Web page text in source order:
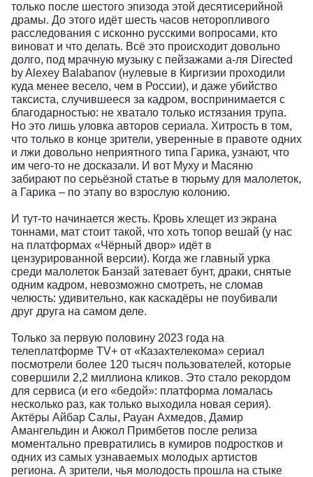
только после шестого эпизода этой десятисерийной
драмы. До этого идёт шесть часов неторопливого
расследования с исконно русскими вопросами, кто
виноват и что делать. Всё это происходит довольно
долго, под мрачную музыку с пейзажами а-ля Directed
by Alexey Balabanov (нулевые в Киргизии проходили
куда менее весело, чем в России), и даже убийство
таксиста, случившееся за кадром, воспринимается с
благодарностью: не хватало только истязания трупа.
Но это лишь уловка авторов сериала. Хитрость в том,
что только в конце зрители, уверенные в правоте одних
и лжи довольно неприятного типа Гарика, узнают, что
им чего-то не досказали. И вот Муху и Масяню
забирают по серьёзной статье в тюрьму для малолеток,
а Гарика – по этапу во взрослую колонию.
И тут-то начинается жесть. Кровь хлещет из экрана
тоннами, мат стоит такой, что хоть топор вешай (у нас
на платформах «Чёрный двор» идёт в
цензурированной версии). Когда же главный урка
среди малолеток Банзай затевает бунт, драки, снятые
одним кадром, невозможно смотреть, не сломав
челюсть: удивительно, как каскадёры не поубивали
друг друга на самом деле.
Только за первую половину 2023 года на
телеплатформе TV+ от «Казахтелекома» сериал
посмотрели более 120 тысяч пользователей, которые
совершили 2,2 миллиона кликов. Это стало рекордом
для сервиса (и его «бедой»: платформа ломалась
несколько раз, как только выходила новая серия).
Актёры Айбар Салы, Рауан Ахмедов, Дамир
Амангельдин и Акжол Примбетов после релиза
моментально превратились в кумиров подростков и
одних из самых узнаваемых молодых артистов
региона. А зрители, чья молодость прошла на стыке